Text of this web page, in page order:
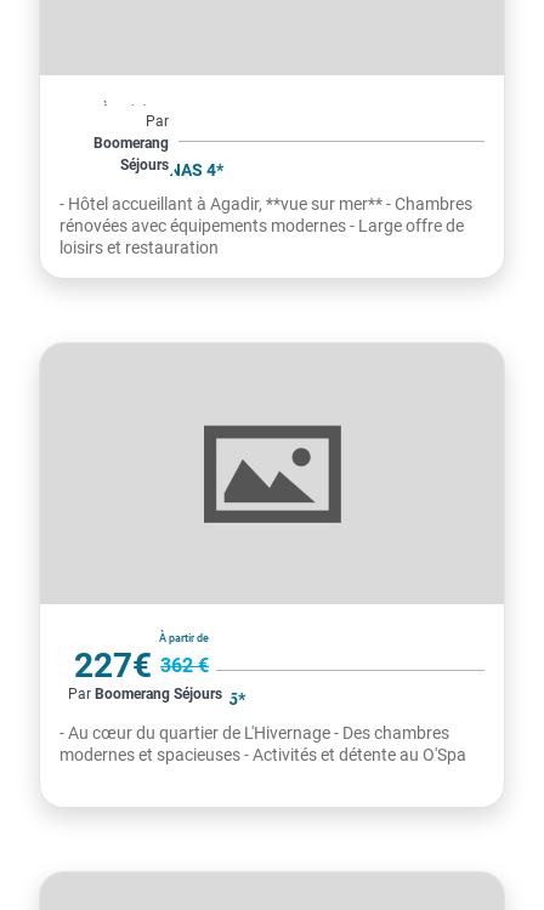
À partir de
487€
par personne
Par
Boomerang
Séjours
Maroc
RIU TIKIDA DUNAS 4*
- Hôtel accueillant à Agadir, **vue sur mer** - Chambres
rénovées avec équipements modernes - Large offre de
loisirs et restauration
À partir de
227€ 362 €
par personne
Par Boomerang Séjours
KENZI ROSE GARDEN 5*
- Au cœur du quartier de L'Hivernage - Des chambres
modernes et spacieuses - Activités et détente au O'Spa